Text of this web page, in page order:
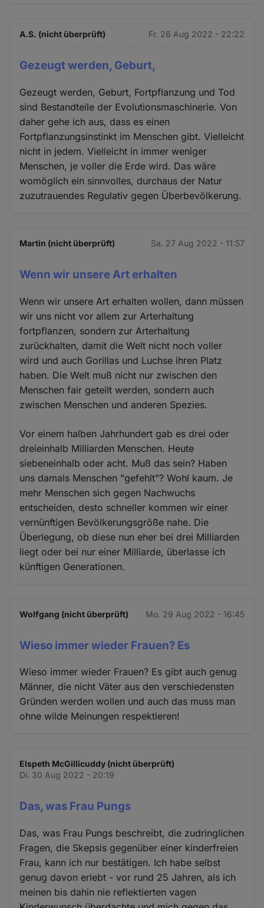
A.S. (nicht überprüft) Fr. 26 Aug 2022 - 22:22
Gezeugt werden, Geburt,
Gezeugt werden, Geburt, Fortpflanzung und Tod
sind Bestandteile der Evolutionsmaschinerie. Von
daher gehe ich aus, dass es einen
Fortpflanzungsinstinkt im Menschen gibt. Vielleicht
nicht in jedem. Vielleicht in immer weniger
Menschen, je voller die Erde wird. Das wäre
womöglich ein sinnvolles, durchaus der Natur
zuzutrauendes Regulativ gegen Überbevölkerung.
Martin (nicht überprüft) Sa. 27 Aug 2022 - 11:57
Wenn wir unsere Art erhalten
Wenn wir unsere Art erhalten wollen, dann müssen
wir uns nicht vor allem zur Arterhaltung
fortpflanzen, sondern zur Arterhaltung
zurückhalten, damit die Welt nicht noch voller
wird und auch Gorillas und Luchse ihren Platz
haben. Die Welt muß nicht nur zwischen den
Menschen fair geteilt werden, sondern auch
zwischen Menschen und anderen Spezies.
Vor einem halben Jahrhundert gab es drei oder
dreieinhalb Milliarden Menschen. Heute
siebeneinhalb oder acht. Muß das sein? Haben
uns damals Menschen "gefehlt"? Wohl kaum. Je
mehr Menschen sich gegen Nachwuchs
entscheiden, desto schneller kommen wir einer
vernünftigen Bevölkerungsgröße nahe. Die
Überlegung, ob diese nun eher bei drei Milliarden
liegt oder bei nur einer Milliarde, überlasse ich
künftigen Generationen.
Wolfgang (nicht überprüft) Mo. 29 Aug 2022 - 16:45
Wieso immer wieder Frauen? Es
Wieso immer wieder Frauen? Es gibt auch genug
Männer, die nicht Väter aus den verschiedensten
Gründen werden wollen und auch das muss man
ohne wilde Meinungen respektieren!
Elspeth McGillicuddy (nicht überprüft)
Di. 30 Aug 2022 - 20:19
Das, was Frau Pungs
Das, was Frau Pungs beschreibt, die zudringlichen
Fragen, die Skepsis gegenüber einer kinderfreien
Frau, kann ich nur bestätigen. Ich habe selbst
genug davon erlebt - vor rund 25 Jahren, als ich
meinen bis dahin nie reflektierten vagen